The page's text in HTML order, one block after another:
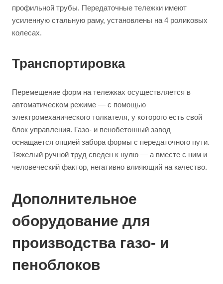
профильной трубы. Передаточные тележки имеют
усиленную стальную раму, установлены на 4 роликовых
колесах.
Транспортировка
Перемещение форм на тележках осуществляется в
автоматическом режиме — с помощью
электромеханического толкателя, у которого есть свой
блок управления. Газо- и пенобетонный завод
оснащается опцией забора формы с передаточного пути.
Тяжелый ручной труд сведен к нулю — а вместе с ним и
человеческий фактор, негативно влияющий на качество.
Дополнительное
оборудование для
производства газо- и
пеноблоков